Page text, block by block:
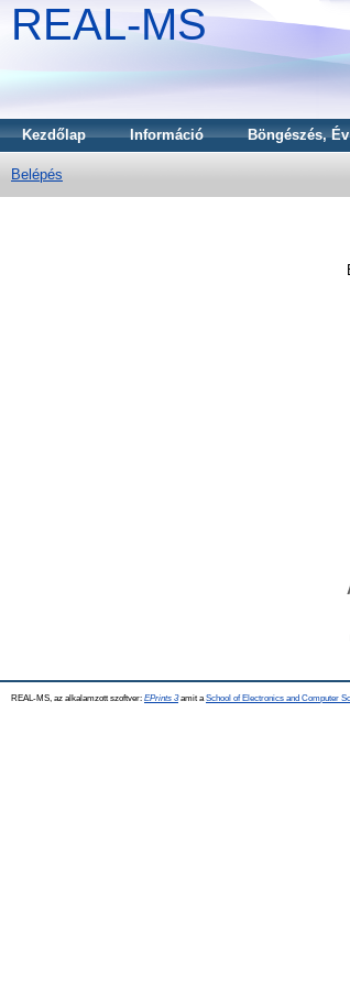
REAL-MS
Kezdőlap Információ Böngészés, Év
Belépés
REAL-MS, az alkalamzott szoftver: EPrints 3amit a School of Electronics and Computer